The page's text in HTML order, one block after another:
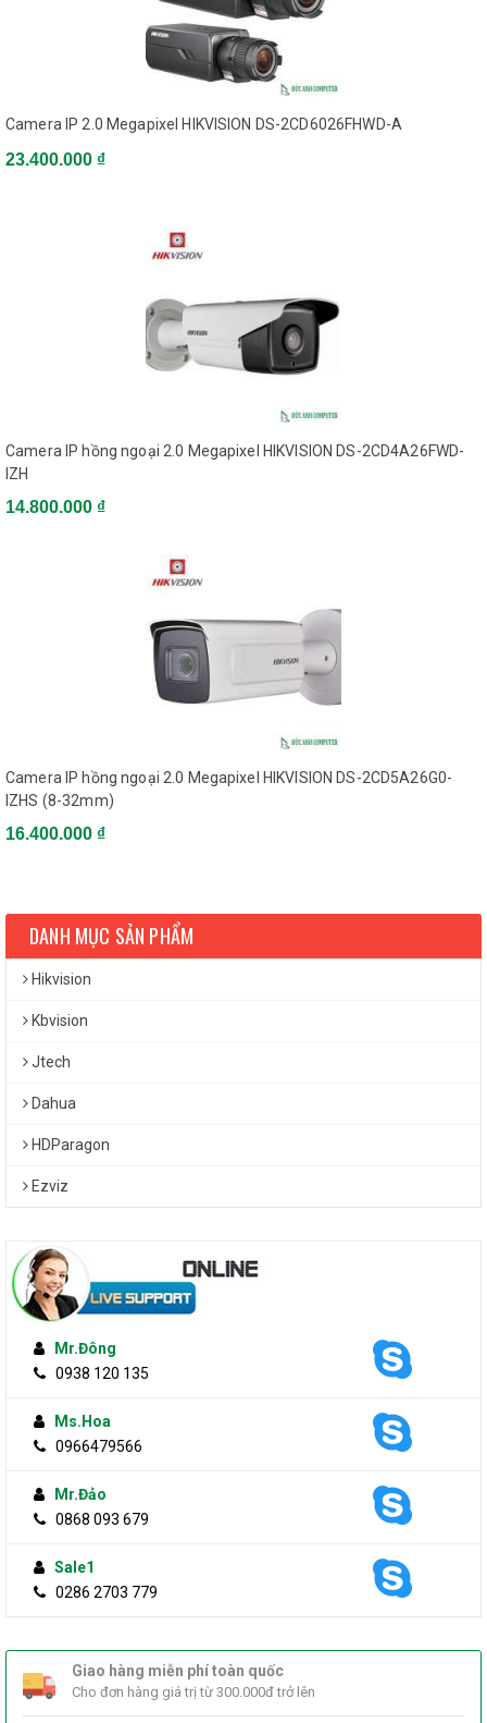
Communication Interface
1 RJ45 10/ 100Mbps
Ethernet interface
1 alarm I/O
IEEE802.11b, 802.11g,
Wireless Range
50m (depend on
environment)
802.11b: CCK, QPSK,
Power Supply
12 VDC ± 10%, PoE
Power Consumption
Up to 30m
Φ111 x 82mm
500g
Camera IP 2.0 Megapixel HIKVISION DS-2CD6026FHWD-A
23.400.000 ₫
Camera IP hồng ngoại 2.0 Megapixel HIKVISION DS-2CD4A26FWD-
IZH
14.800.000 ₫
Camera IP hồng ngoại 2.0 Megapixel HIKVISION DS-2CD5A26G0-
IZHS (8-32mm)
16.400.000 ₫
DANH MỤC SẢN PHẨM
Hikvision
Kbvision
Jtech
Dahua
HDParagon
Ezviz
Mr.Đông
0938 120 135
Ms.Hoa
0966479566
Mr.Đảo
0868 093 679
Sale1
0286 2703 779
Giao hàng miễn phí toàn quốc
Cho đơn hàng giá trị từ 300.000đ trở lên